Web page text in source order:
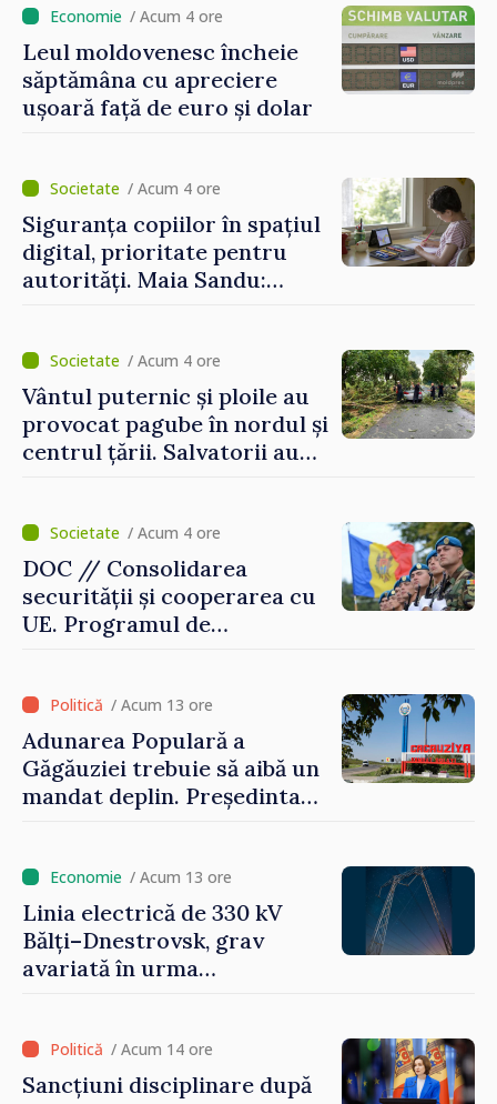
/ Acum 4 ore
Leul moldovenesc încheie
săptămâna cu apreciere
ușoară față de euro și dolar
/ Acum 4 ore
Siguranța copiilor în spațiul
digital, prioritate pentru
autorități. Maia Sandu:
protejeze”/ Acum 4 ore
Vântul puternic și ploile au
provocat pagube în nordul și
centrul țării. Salvatorii au
/ Acum 4 ore
DOC // Consolidarea
securității și cooperarea cu
UE. Programul de
perioada 2024–2034,
publicat în Monitorul Oficial
/ Acum 13 ore
Adunarea Populară a
Găgăuziei trebuie să aibă un
mandat deplin. Președinta
/ Acum 13 ore
Linia electrică de 330 kV
Bălți–Dnestrovsk, grav
avariată în urma
/ Acum 14 ore
Sancțiuni disciplinare după